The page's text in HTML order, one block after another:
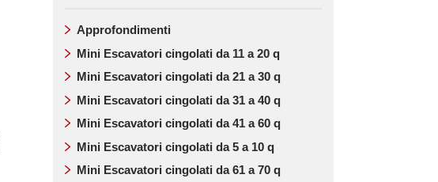
Approfondimenti
Mini Escavatori cingolati da 11 a 20 q
Mini Escavatori cingolati da 21 a 30 q
Mini Escavatori cingolati da 31 a 40 q
Mini Escavatori cingolati da 41 a 60 q
Mini Escavatori cingolati da 5 a 10 q
Mini Escavatori cingolati da 61 a 70 q